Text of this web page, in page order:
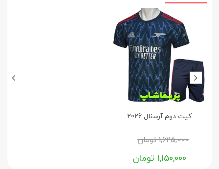
کیت دوم آرسنال 2026
1,625,000تومان
1,150,000 تومان